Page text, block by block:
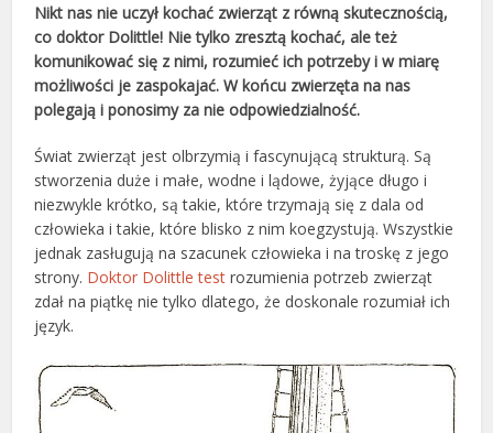
Nikt nas nie uczył kochać zwierząt z równą skutecznością,
co doktor Dolittle! Nie tylko zresztą kochać, ale też
komunikować się z nimi, rozumieć ich potrzeby i w miarę
możliwości je zaspokajać. W końcu zwierzęta na nas
polegają i ponosimy za nie odpowiedzialność.
Świat zwierząt jest olbrzymią i fascynującą strukturą. Są
stworzenia duże i małe, wodne i lądowe, żyjące długo i
niezwykle krótko, są takie, które trzymają się z dala od
człowieka i takie, które blisko z nim koegzystują. Wszystkie
jednak zasługują na szacunek człowieka i na troskę z jego
strony. Doktor Dolittle test rozumienia potrzeb zwierząt
zdał na piątkę nie tylko dlatego, że doskonale rozumiał ich
język.